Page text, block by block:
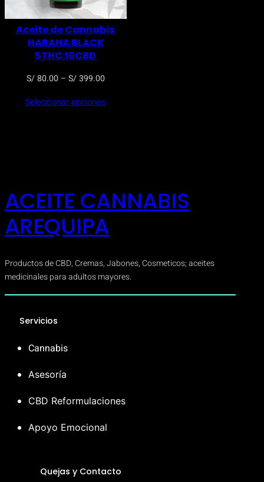
Aceite de Cannabis
HABANA BLACK
5THC:10CBD
S/80.00 – S/399.00Rango
precios:
Seleccionar opciones
ACEITE CANNABIS
AREQUIPA
Productos de CBD, Cremas, Jabones, Cosmeticos; aceites
medicinales para adultos mayores.
Servicios
Cannabis
Asesoría
CBD Reformulaciones
Apoyo Emocional
Quejas y Contacto